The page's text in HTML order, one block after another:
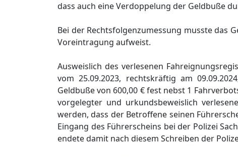
dass auch eine Verdoppelung der Geldbuße
Bei der Rechtsfolgenzumessung musste das
Voreintragung aufweist.
Ausweislich des verlesenen
vom 25.09.2023, rechtskräftig am
Geldbuße von 600,00 € fest nebst 1
vorgelegter und urkundsbeweislich
werden, dass der Betroffene seinen
Eingang des Führerscheins bei der Polizei
endete damit nach diesem Schreiben der